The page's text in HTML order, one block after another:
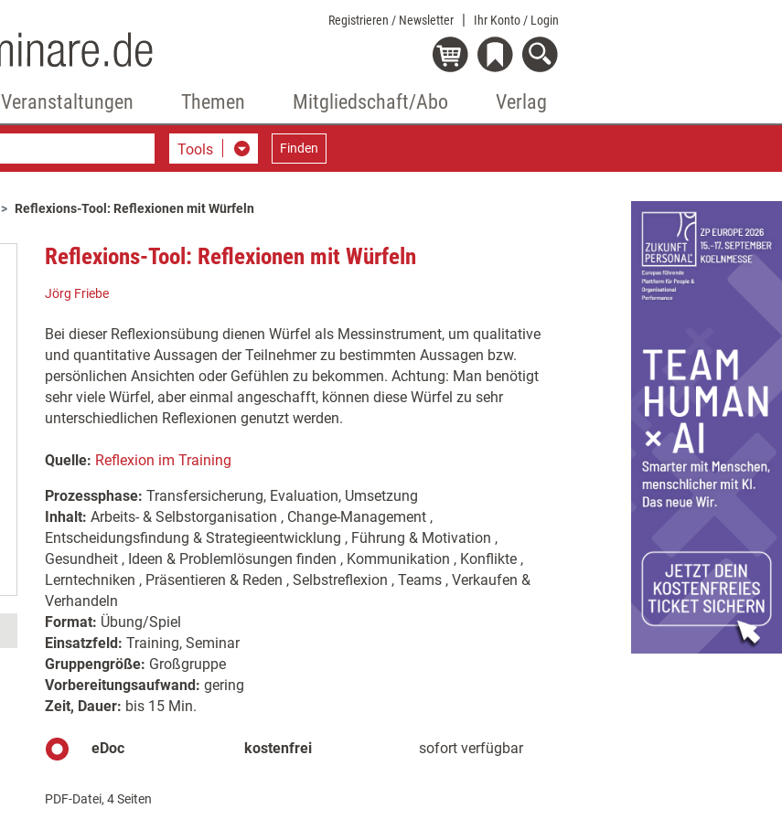
Registrieren / Newsletter Ihr Konto / Login
Veranstaltungen Themen Mitgliedschaft/Abo Verlag
Tools Finden
Reflexions-Tool: Reflexionen mit Würfeln
Reflexions-Tool: Reflexionen mit Würfeln
Jörg Friebe
Bei dieser Reflexionsübung dienen Würfel als Messinstrument, um qualitative
und quantitative Aussagen der Teilnehmer zu bestimmten Aussagen bzw.
persönlichen Ansichten oder Gefühlen zu bekommen. Achtung: Man benötigt
sehr viele Würfel, aber einmal angeschafft, können diese Würfel zu sehr
unterschiedlichen Reflexionen genutzt werden.
Quelle: Reflexion im Training
Prozessphase: Transfersicherung, Evaluation, Umsetzung
Inhalt: Arbeits- & Selbstorganisation , Change-Management ,
Entscheidungsfindung & Strategieentwicklung , Führung & Motivation ,
Gesundheit , Ideen & Problemlösungen finden , Kommunikation , Konflikte ,
Lerntechniken , Präsentieren & Reden , Selbstreflexion , Teams , Verkaufen &
Verhandeln
Format: Übung/Spiel
Einsatzfeld: Training, Seminar
Gruppengröße: Großgruppe
Vorbereitungsaufwand: gering
Zeit, Dauer: bis 15 Min.
eDoc kostenfrei sofort verfügbar
PDF-Datei, 4 Seiten